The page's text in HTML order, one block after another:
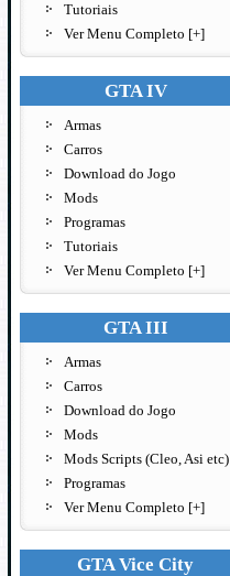
Tutoriais
Ver Menu Completo [+]
GTA IV
Armas
Carros
Download do Jogo
Mods
Programas
Tutoriais
Ver Menu Completo [+]
GTA III
Armas
Carros
Download do Jogo
Mods
Mods Scripts (Cleo, Asi etc)
Programas
Ver Menu Completo [+]
GTA Vice City